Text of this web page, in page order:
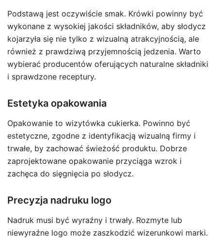
Podstawą jest oczywiście smak. Krówki powinny być
wykonane z wysokiej jakości składników, aby słodycz
kojarzyła się nie tylko z wizualną atrakcyjnością, ale
również z prawdziwą przyjemnością jedzenia. Warto
wybierać producentów oferujących naturalne składniki
i sprawdzone receptury.
Estetyka opakowania
Opakowanie to wizytówka cukierka. Powinno być
estetyczne, zgodne z identyfikacją wizualną firmy i
trwałe, by zachować świeżość produktu. Dobrze
zaprojektowane opakowanie przyciąga wzrok i
zachęca do sięgnięcia po słodycz.
Precyzja nadruku logo
Nadruk musi być wyraźny i trwały. Rozmyte lub
niewyraźne logo może zaszkodzić wizerunkowi marki.